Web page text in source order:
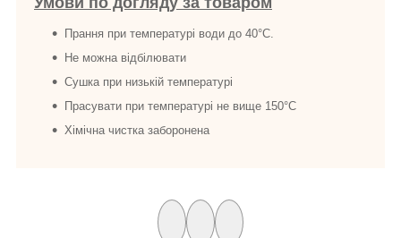
Прання при температурі води до 40°C.
Не можна відбілювати
Сушка при низькій температурі
Прасувати при температурі не вище 150°C
Хімічна чистка заборонена